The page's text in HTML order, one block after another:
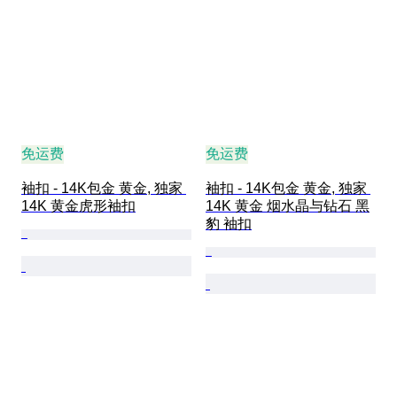
免运费
袖扣 - 14K包金 黄金, 独家
14K 黄金虎形袖扣
免运费
袖扣 - 14K包金 黄金, 独家
14K 黄金 烟水晶与钻石 黑
豹 袖扣